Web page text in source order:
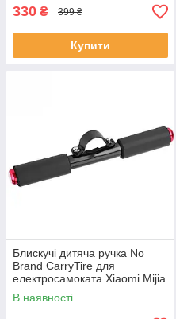
330 ₴ 399 ₴
Купити
Блискучі дитяча ручка No
Brand CarryTire для
електросамоката Xiaomi Mijia
M365/Pro з сигнальним
світлом
В наявності